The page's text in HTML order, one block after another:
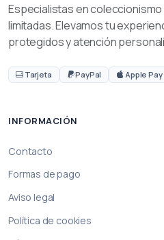
Especialistas en
limitadas. Elevamos tu
protegidos y atención
Tarjeta PayPal Apple Pay
INFORMACIÓN
Contacto
Formas de pago
Aviso legal
Política de cookies